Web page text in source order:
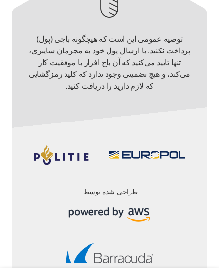
توصیه عمومی این است که هیچگونه باجی (پول)
پرداخت نکنید. با ارسال پول خود به مجرمان سایبری،
تنها تایید می‌کنید که آن باج افزار با موفقیت کار
می‌کند، و هیچ تضمینی وجود ندارد که کلید رمزگشایی
که لازم دارید را دریافت کنید.
طراحی شده توسط: